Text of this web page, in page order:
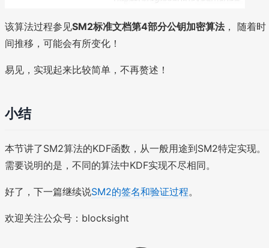
该算法过程参见SM2标准文档第4部分公钥加密算法， 随着时
间推移，可能会有所变化！
易见，实现起来比较简单，不再赘述！
小结
本节讲了SM2算法的KDF函数，从一般用途到SM2特定实现。
需要说明的是，不同的算法中KDF实现不尽相同。
好了，下一篇继续说SM2的签名和验证过程。
欢迎关注公众号：blocksight